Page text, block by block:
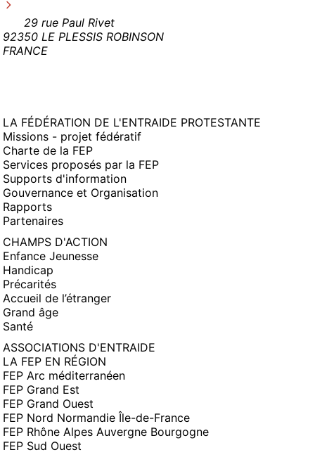
29 rue Paul Rivet
92350 LE PLESSIS ROBINSON
FRANCE
LA FÉDÉRATION DE L'ENTRAIDE PROTESTANTE
Missions - projet fédératif
Charte de la FEP
Services proposés par la FEP
Supports d'information
Gouvernance et Organisation
Rapports
Partenaires
CHAMPS D'ACTION
Enfance Jeunesse
Handicap
Précarités
Accueil de l’étranger
Grand âge
Santé
ASSOCIATIONS D'ENTRAIDE
LA FEP EN RÉGION
FEP Arc méditerranéen
FEP Grand Est
FEP Grand Ouest
FEP Nord Normandie Île-de-France
FEP Rhône Alpes Auvergne Bourgogne
FEP Sud Ouest